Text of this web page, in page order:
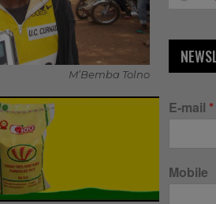
M’Bemba Tolno
E-mail *
Mobile